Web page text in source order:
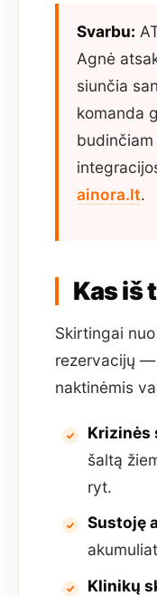
Svarbu:
Agnė
siunčia
komanda
budinčiam
ainora.lt.
Kas iš
Skirtingai
rezervacijų —
naktinėmis
Krizinės
šaltą
ryt.
Sustoję
Klinikų